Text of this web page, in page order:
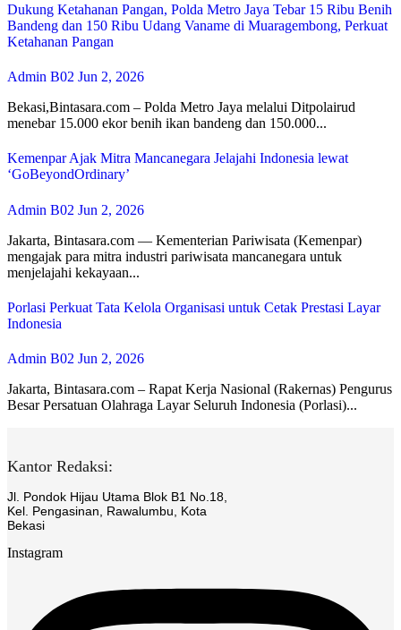
Dukung Ketahanan Pangan, Polda Metro Jaya Tebar 15 Ribu Benih
Bandeng dan 150 Ribu Udang Vaname di Muaragembong, Perkuat
Ketahanan Pangan
Admin B02 Jun 2, 2026
Bekasi,Bintasara.com – Polda Metro Jaya melalui Ditpolairud
menebar 15.000 ekor benih ikan bandeng dan 150.000...
Kemenpar Ajak Mitra Mancanegara Jelajahi Indonesia lewat
‘GoBeyondOrdinary’
Admin B02 Jun 2, 2026
Jakarta, Bintasara.com — Kementerian Pariwisata (Kemenpar)
mengajak para mitra industri pariwisata mancanegara untuk
menjelajahi kekayaan...
Porlasi Perkuat Tata Kelola Organisasi untuk Cetak Prestasi Layar
Indonesia
Admin B02 Jun 2, 2026
Jakarta, Bintasara.com – Rapat Kerja Nasional (Rakernas) Pengurus
Besar Persatuan Olahraga Layar Seluruh Indonesia (Porlasi)...
Kantor Redaksi:
Jl. Pondok Hijau Utama Blok B1 No.18,
Kel. Pengasinan, Rawalumbu, Kota
Bekasi
Instagram